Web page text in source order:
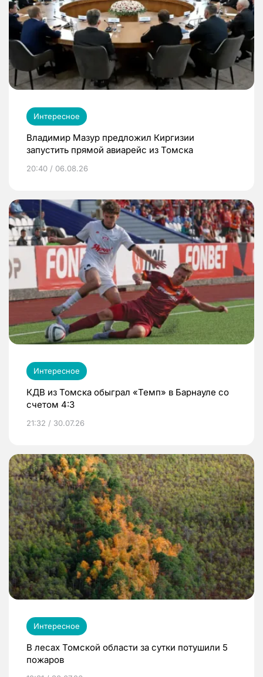
Интересное
Владимир Мазур предложил Киргизии
запустить прямой авиарейс из Томска
20:40 / 06.08.26
Интересное
КДВ из Томска обыграл «Темп» в Барнауле со
счетом 4:3
21:32 / 30.07.26
Интересное
В лесах Томской области за сутки потушили 5
пожаров